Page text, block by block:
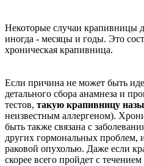
Некоторые случаи крапивницы
иногда - месяцы и годы. Это
хроническая крапивница.
Если причина не может быть
детального сбора анамнеза и
тестов, такую крапивницу
неизвестным аллергеном).
быть также связана с
других гормональных проблем,
раковой опухолью. Даже если
скорее всего пройдет с